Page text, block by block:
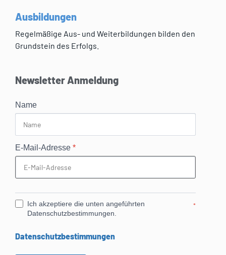
Ausbildungen
Regelmäßige Aus- und Weiterbildungen bilden den
Grundstein des Erfolgs.
Newsletter Anmeldung
Name
E-Mail-Adresse *
Ich akzeptiere die unten angeführten
Datenschutzbestimmungen.
*
Datenschutzbestimmungen